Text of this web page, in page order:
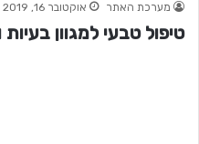
מערכת האתר אוקטובר 16, 2019
טיפול טבעי למגוון